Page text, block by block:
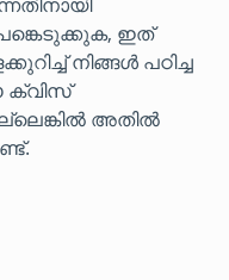
ഇത്
നിങ്ങൾ പഠിച്ച
ക്വിസ്
അതിൽ